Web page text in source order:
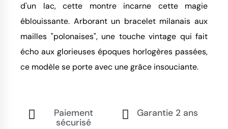
d'un lac, cette montre incarne cette magie
éblouissante. Arborant un bracelet milanais aux
mailles "polonaises", une touche vintage qui fait
écho aux glorieuses époques horlogères passées,
ce modèle se porte avec une grâce insouciante.
Paiement
sécurisé
Garantie 2 ans